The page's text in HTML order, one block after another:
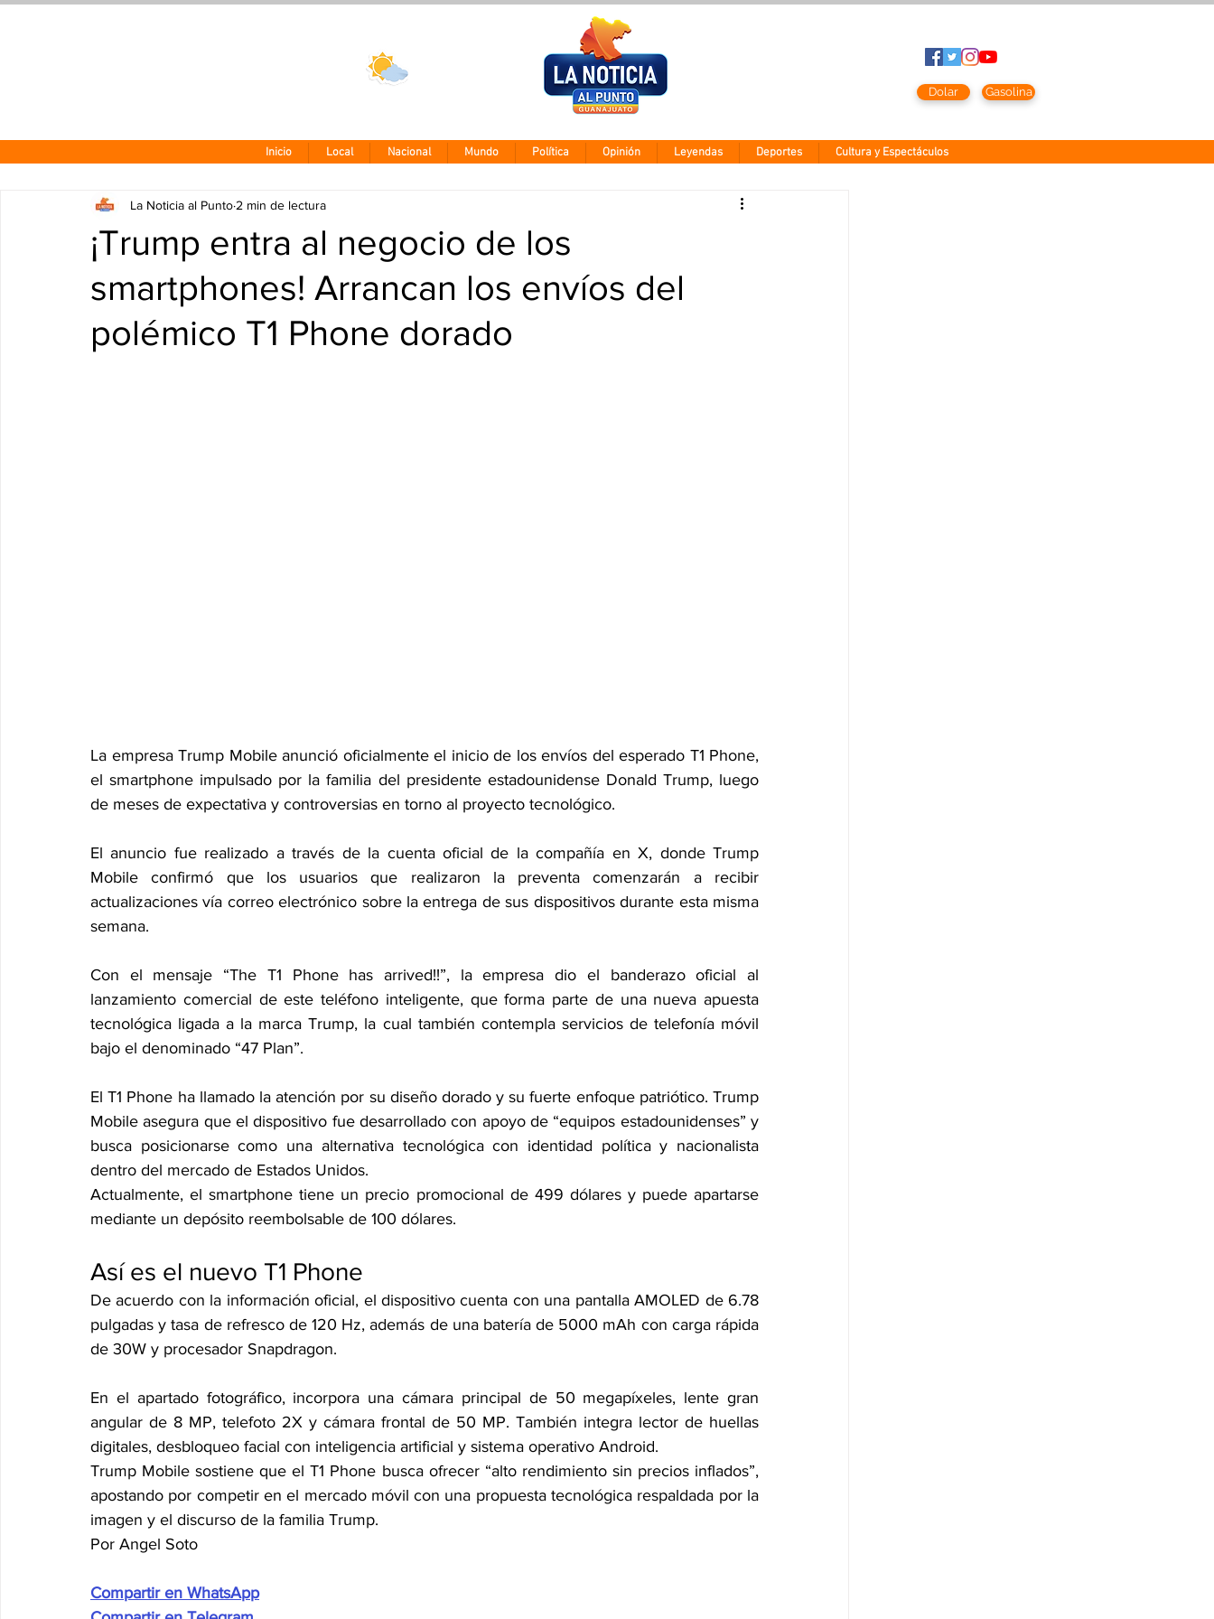
Dolar Gasolina
Inicio Local Nacional Mundo Política Opinión Leyendas Deportes Cultura y Espectáculos
¡Trump entra al negocio de los
smartphones! Arrancan los envíos del
polémico T1 Phone dorado
La Noticia al Punto 2 min de lectura
La empresa Trump Mobile anunció oficialmente el inicio de los envíos del esperado T1 Phone,
el smartphone impulsado por la familia del presidente estadounidense Donald Trump, luego
de meses de expectativa y controversias en torno al proyecto tecnológico.
El anuncio fue realizado a través de la cuenta oficial de la compañía en X, donde Trump
Mobile confirmó que los usuarios que realizaron la preventa comenzarán a recibir
actualizaciones vía correo electrónico sobre la entrega de sus dispositivos durante esta misma
semana.
Con el mensaje “The T1 Phone has arrived!!”, la empresa dio el banderazo oficial al
lanzamiento comercial de este teléfono inteligente, que forma parte de una nueva apuesta
tecnológica ligada a la marca Trump, la cual también contempla servicios de telefonía móvil
bajo el denominado “47 Plan”.
El T1 Phone ha llamado la atención por su diseño dorado y su fuerte enfoque patriótico. Trump
Mobile asegura que el dispositivo fue desarrollado con apoyo de “equipos estadounidenses” y
busca posicionarse como una alternativa tecnológica con identidad política y nacionalista
dentro del mercado de Estados Unidos.
Actualmente, el smartphone tiene un precio promocional de 499 dólares y puede apartarse
mediante un depósito reembolsable de 100 dólares.
Así es el nuevo T1 Phone
De acuerdo con la información oficial, el dispositivo cuenta con una pantalla AMOLED de 6.78
pulgadas y tasa de refresco de 120 Hz, además de una batería de 5000 mAh con carga rápida
de 30W y procesador Snapdragon.
En el apartado fotográfico, incorpora una cámara principal de 50 megapíxeles, lente gran
angular de 8 MP, telefoto 2X y cámara frontal de 50 MP. También integra lector de huellas
digitales, desbloqueo facial con inteligencia artificial y sistema operativo Android.
Trump Mobile sostiene que el T1 Phone busca ofrecer “alto rendimiento sin precios inflados”,
apostando por competir en el mercado móvil con una propuesta tecnológica respaldada por la
imagen y el discurso de la familia Trump.
Por Angel Soto
Compartir en WhatsApp